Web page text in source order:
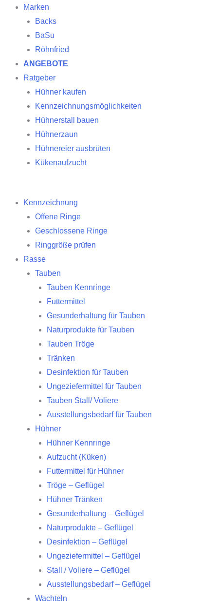
Marken
Backs
BaSu
Röhnfried
ANGEBOTE
Ratgeber
Hühner kaufen
Kennzeichnungsmöglichkeiten
Hühnerstall bauen
Hühnerzaun
Hühnereier ausbrüten
Kükenaufzucht
Kennzeichnung
Offene Ringe
Geschlossene Ringe
Ringgröße prüfen
Rasse
Tauben
Tauben Kennringe
Futtermittel
Gesunderhaltung für Tauben
Naturprodukte für Tauben
Tauben Tröge
Tränken
Desinfektion für Tauben
Ungeziefermittel für Tauben
Tauben Stall/ Voliere
Ausstellungsbedarf für Tauben
Hühner
Hühner Kennringe
Aufzucht (Küken)
Futtermittel für Hühner
Tröge – Geflügel
Hühner Tränken
Gesunderhaltung – Geflügel
Naturprodukte – Geflügel
Desinfektion – Geflügel
Ungeziefermittel – Geflügel
Stall / Voliere – Geflügel
Ausstellungsbedarf – Geflügel
Wachteln